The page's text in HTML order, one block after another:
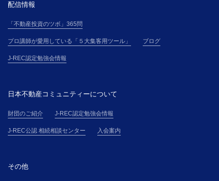
配信情報
「不動産投資のツボ」365問
プロ講師が愛用している「５大集客用ツール」 ブログ
J-REC認定勉強会情報
日本不動産コミュニティーについて
財団のご紹介 J-REC認定勉強会情報
J-REC公認 相続相談センター 入会案内
その他